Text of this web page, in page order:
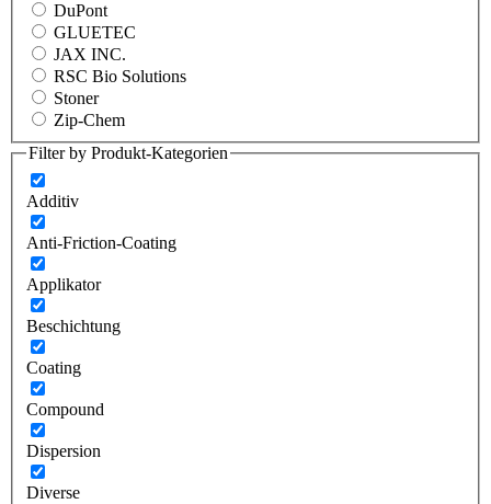
DuPont
GLUETEC
JAX INC.
RSC Bio Solutions
Stoner
Zip-Chem
Filter by Produkt-Kategorien
Additiv
Anti-Friction-Coating
Applikator
Beschichtung
Coating
Compound
Dispersion
Diverse